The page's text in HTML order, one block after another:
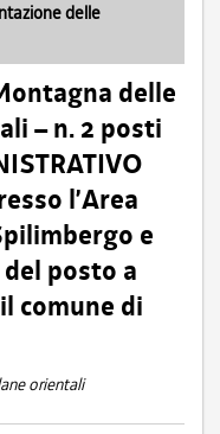
delle
delle
– n. 2 posti
l’Area
e
posto a
comune di
orientali